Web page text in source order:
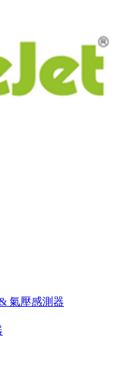
氣壓感測器